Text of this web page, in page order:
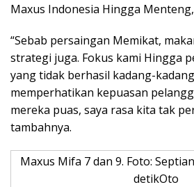
Maxus Indonesia Hingga
“Sebab persaingan Memikat,
strategi juga. Fokus kami Hingga
yang tidak berhasil kadang-
memperhatikan kepuasan
mereka puas, saya rasa kita tak
tambahnya.
Maxus Mifa 7 dan 9. Foto:
detikOto